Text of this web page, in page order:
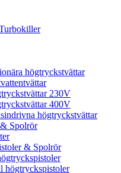
högtryckstvättar
230V
400V
högtryckstvättar
Spolrör
& Spolrör
högtryckspistoler